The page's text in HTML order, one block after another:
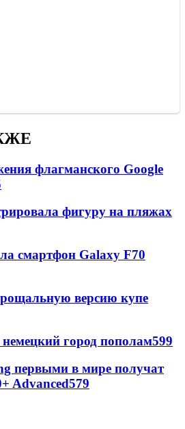
флагманского Google
фигуру на пляжах
смартфон Galaxy F70
версию купе
город пополам599
первыми в мире получат
Advanced579